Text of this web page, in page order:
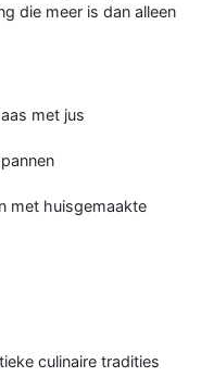
die meer is dan alleen
met jus
met huisgemaakte
culinaire tradities